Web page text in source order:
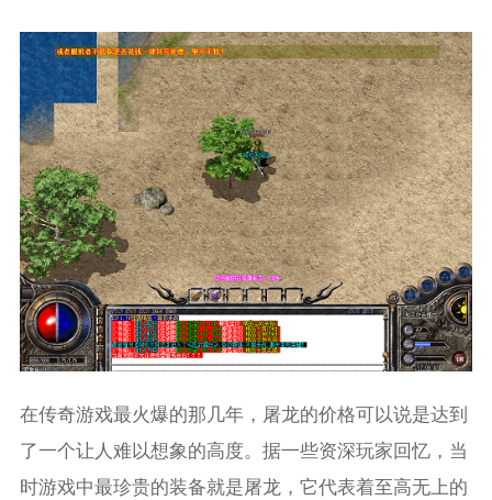
在传奇游戏最火爆的那几年，屠龙的价格可以说是达到
了一个让人难以想象的高度。据一些资深玩家回忆，当
时游戏中最珍贵的装备就是屠龙，它代表着至高无上的